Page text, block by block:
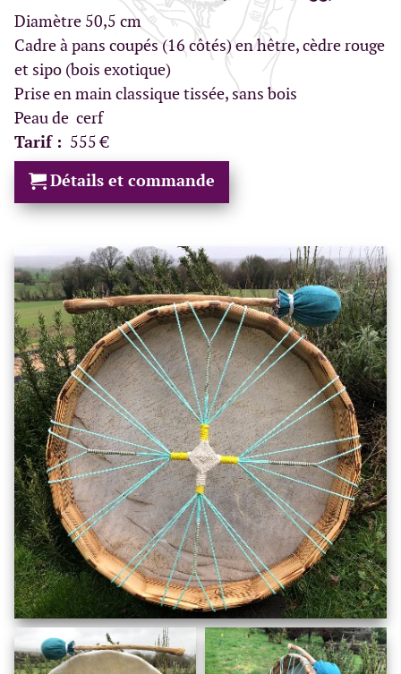
Diamètre 50,5 cm
Cadre à pans coupés (16 côtés) en hêtre, cèdre rouge
et sipo (bois exotique)
Prise en main classique tissée, sans bois
Peau de cerf
Tarif : 555 €
Détails et commande